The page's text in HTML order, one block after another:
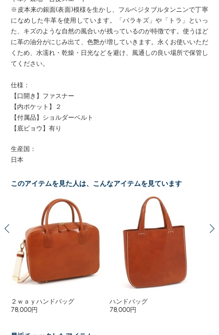
※皮本来の銀面(表面)模様を生かし、フルベジタブルタンニンで丁寧
になめした牛革を使用しています。「バラキズ」や「トラ」といっ
た、キズのような自然の風合いが残っているのが特徴です。使うほど
に革の油分がにじみ出て、色艶が増していきます。永くお使いいただ
くため、水濡れ・乾燥・日光などを避け、風通しの良い場所で保管し
てください。
仕様：
【口開き】ファスナー
【内ポケット】２
【付属品】ショルダーベルト
【底ビョウ】有り
生産国：
日本
このアイテムを見た人は、こんなアイテムを見ています
２ｗａｙハンドバッグ
78,000円
ハンドバッグ
78,000円